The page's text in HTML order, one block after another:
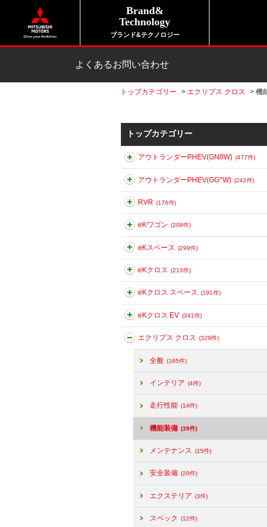
Brand&
Technology
ブランド&テクノロジー
よくあるお問い合わせ
トップカテゴリー > エクリプス クロス > 機
トップカテゴリー
アウトランダーPHEV(GN0W) (477件)
アウトランダーPHEV(GG*W) (242件)
RVR (176件)
eKワゴン (208件)
eKスペース (299件)
eKクロス (213件)
eKクロス スペース (191件)
eKクロス EV (341件)
エクリプス クロス (329件)
全般 (165件)
インテリア (4件)
走行性能 (14件)
機能装備 (39件)
メンテナンス (15件)
安全装備 (20件)
エクステリア (3件)
スペック (12件)